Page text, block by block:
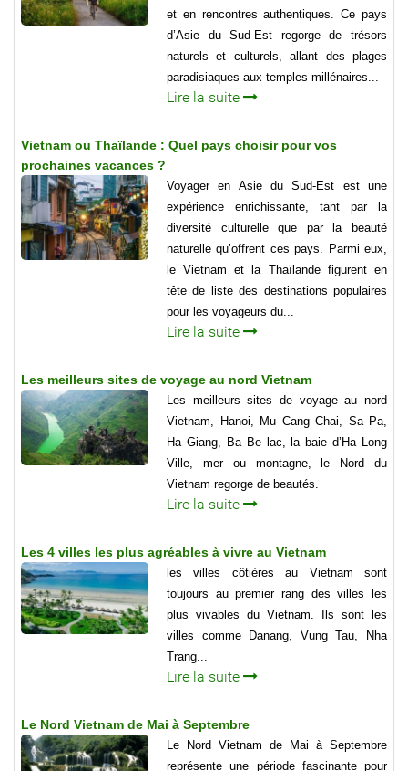
et en rencontres authentiques. Ce pays
d’Asie du Sud-Est regorge de trésors
naturels et culturels, allant des plages
paradisiaques aux temples millénaires...
Lire la suite
Vietnam ou Thaïlande : Quel pays choisir pour vos
prochaines vacances ?
Voyager en Asie du Sud-Est est une
expérience enrichissante, tant par la
diversité culturelle que par la beauté
naturelle qu’offrent ces pays. Parmi eux,
le Vietnam et la Thaïlande figurent en
tête de liste des destinations populaires
pour les voyageurs du...
Lire la suite
Les meilleurs sites de voyage au nord Vietnam
Les meilleurs sites de voyage au nord
Vietnam, Hanoi, Mu Cang Chai, Sa Pa,
Ha Giang, Ba Be lac, la baie d’Ha Long
Ville, mer ou montagne, le Nord du
Vietnam regorge de beautés.
Lire la suite
Les 4 villes les plus agréables à vivre au Vietnam
les villes côtières au Vietnam sont
toujours au premier rang des villes les
plus vivables du Vietnam. Ils sont les
villes comme Danang, Vung Tau, Nha
Trang...
Lire la suite
Le Nord Vietnam de Mai à Septembre
Le Nord Vietnam de Mai à Septembre
représente une période fascinante pour